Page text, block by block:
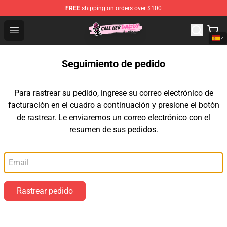
FREE shipping on orders over $100
Open menu
Call Her Daddy Store - Official Call Her Daddy
Seguimiento de pedido
Para rastrear su pedido, ingrese su correo electrónico de
facturación en el cuadro a continuación y presione el botón
de rastrear. Le enviaremos un correo electrónico con el
resumen de sus pedidos.
Rastrear pedido